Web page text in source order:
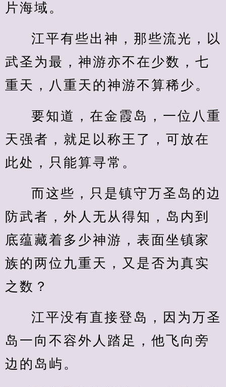
片海域。
江平有些出神，那些流光，以
武圣为最，神游亦不在少数，七
重天，八重天的神游不算稀少。
要知道，在金霞岛，一位八重
天强者，就足以称王了，可放在
此处，只能算寻常。
而这些，只是镇守万圣岛的边
防武者，外人无从得知，岛内到
底蕴藏着多少神游，表面坐镇家
族的两位九重天，又是否为真实
之数？
江平没有直接登岛，因为万圣
岛一向不容外人踏足，他飞向旁
边的岛屿。